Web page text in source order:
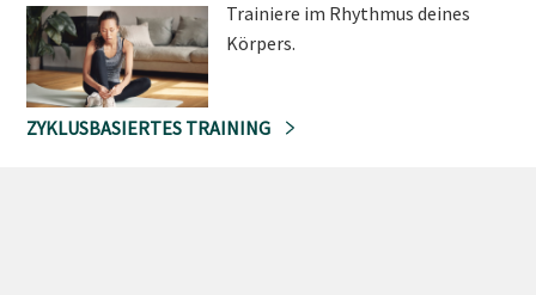
Trainiere im Rhythmus deines
Körpers.
ZYKLUSBASIERTES TRAINING